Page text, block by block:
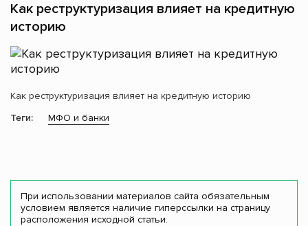
Как реструктуризация влияет на кредитную
историю
Как реструктуризация влияет на кредитную историю
Теги:
МФО и банки
При использовании материалов сайта обязательным
условием является наличие гиперссылки на страницу
расположения исходной статьи.